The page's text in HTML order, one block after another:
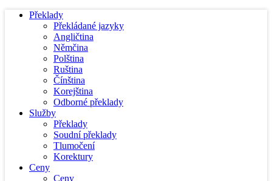
Překlady
Překládané jazyky
Angličtina
Němčina
Polština
Ruština
Čínština
Korejština
Odborné překlady
Služby
Překlady
Soudní překlady
Tlumočení
Korektury
Ceny
Ceny